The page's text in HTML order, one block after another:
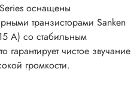
оснащены
транзисторами Sanken
А) со стабильным
гарантирует чистое звучание
громкости.